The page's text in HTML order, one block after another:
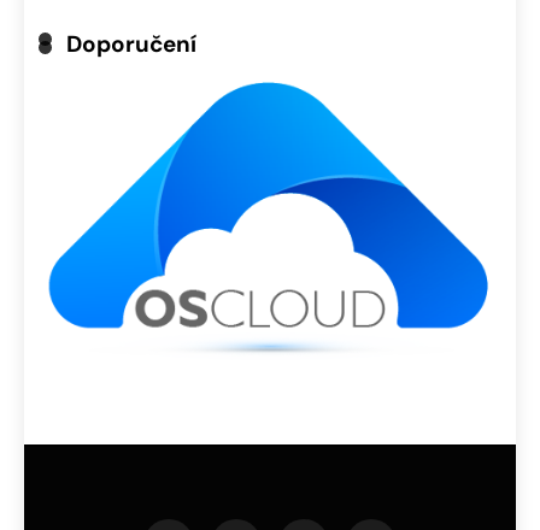
Doporučení